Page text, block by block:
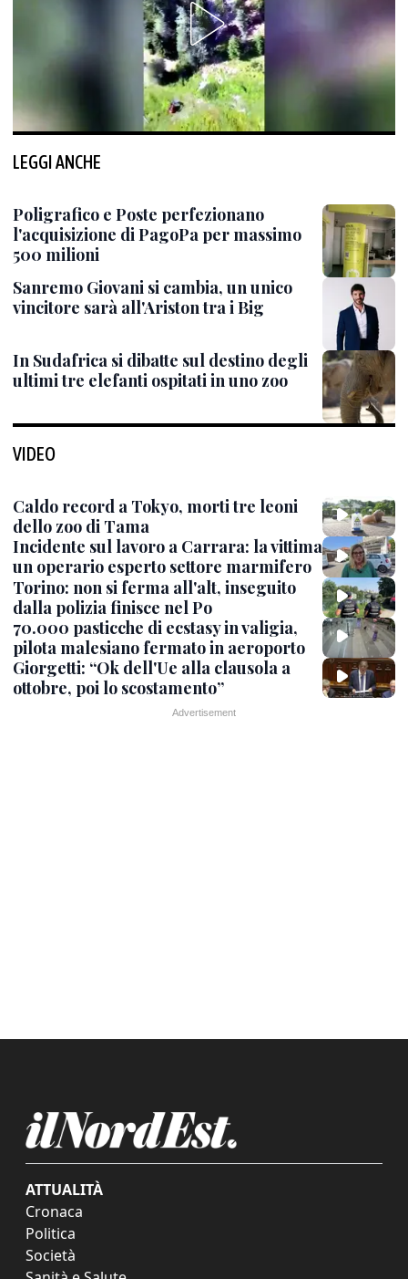
LEGGI ANCHE
Poligrafico e Poste perfezionano
l'acquisizione di PagoPa per massimo
500 milioni
Sanremo Giovani si cambia, un unico
vincitore sarà all'Ariston tra i Big
In Sudafrica si dibatte sul destino degli
ultimi tre elefanti ospitati in uno zoo
VIDEO
Caldo record a Tokyo, morti tre leoni
dello zoo di Tama
Incidente sul lavoro a Carrara: la vittima
un operario esperto settore marmifero
Torino: non si ferma all'alt, inseguito
dalla polizia finisce nel Po
70.000 pasticche di ecstasy in valigia,
pilota malesiano fermato in aeroporto
Giorgetti: “Ok dell'Ue alla clausola a
ottobre, poi lo scostamento”
ATTUALITÀ
Cronaca
Politica
Società